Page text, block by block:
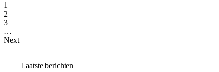
1
2
3
…
Next
Laatste berichten